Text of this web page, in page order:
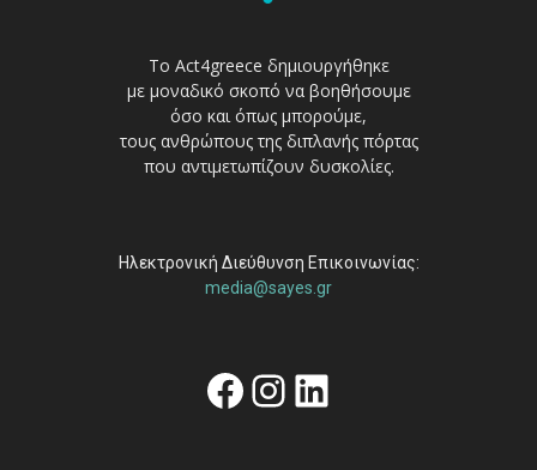
Το Act4greece δημιουργήθηκε
με μοναδικό σκοπό να βοηθήσουμε
όσο και όπως μπορούμε,
τους ανθρώπους της διπλανής πόρτας
που αντιμετωπίζουν δυσκολίες.
Ηλεκτρονική Διεύθυνση Επικοινωνίας:
media@sayes.gr
Facebook
Instagram
Linkedin